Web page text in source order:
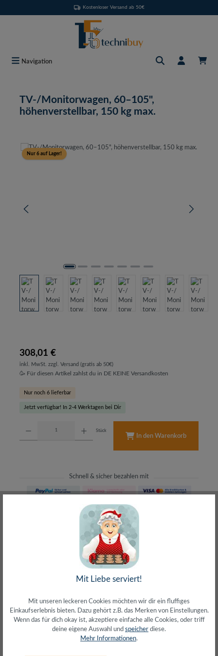
Kostenloser Versand ab 50€
Navigation
TV-/Monitorwagen, 60–105",
höhenverstellbar, 150 kg max.
Bildergalerie überspringen
Nur 6 auf Lager!
308,01 €
inkl. MwSt. zzgl. Versand (gratis ab 50€)
🥳 Für diesen Artikel zahlst du in DE KEINE Versandkosten
Nur noch 6 lieferbar
Jetzt verfügbar! In 2-4 Werktagen bei Dir
Stück
In den Warenkorb
Schnell & sicher bezahlen mit
Schneller Versand
meist direkt aus Waiblingen
30 Tage Rückgaberecht
ohne Risiko bestellen
LIVE-Beratung – Frag den Profi!
kostenlos und persönlich
Über 20+ Jahre ErfahrungMit Liebe serviert!
Mit unseren leckeren Cookies möchten wir dir ein fluffiges
Einkaufserlebnis bieten. Dazu gehört z.B. das Merken von Einstellungen.
Wenn das für dich okay ist, akzeptiere einfache alle Cookies, oder triff
deine eigene Auswahl und speicher diese.
Mehr Informationen.